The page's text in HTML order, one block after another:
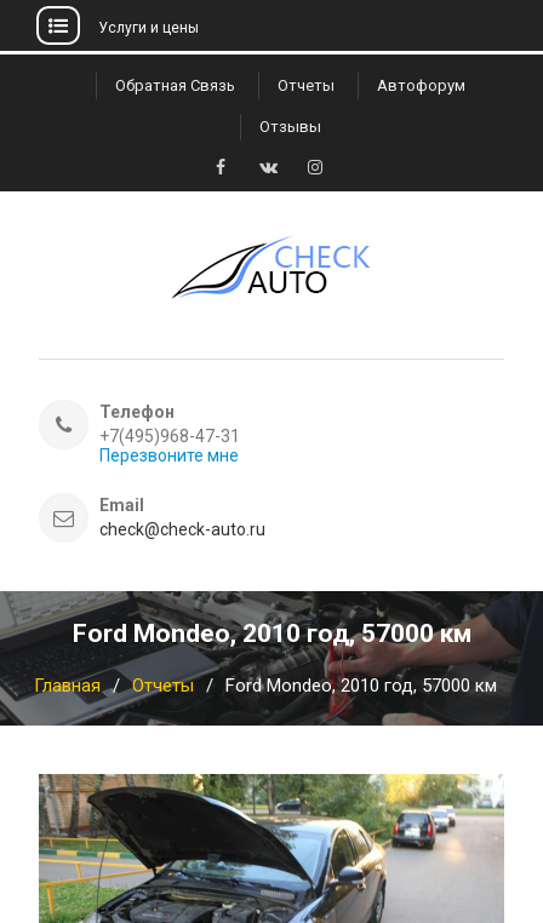
Услуги и цены
Обратная Связь Отчеты Автофорум
Отзывы
Facebook
VK Instagram
Телефон
+7(495)968-47-31
Перезвоните мне
Email
check@check-auto.ru
Ford Mondeo, 2010 год, 57000 км
Главная Отчеты Ford Mondeo, 2010 год, 57000 км